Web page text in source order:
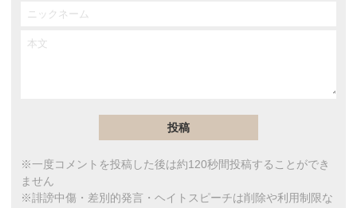
※一度コメントを投稿した後は約120秒間投稿することができ
ません
※誹謗中傷・差別的発言・ヘイトスピーチは削除や利用制限な